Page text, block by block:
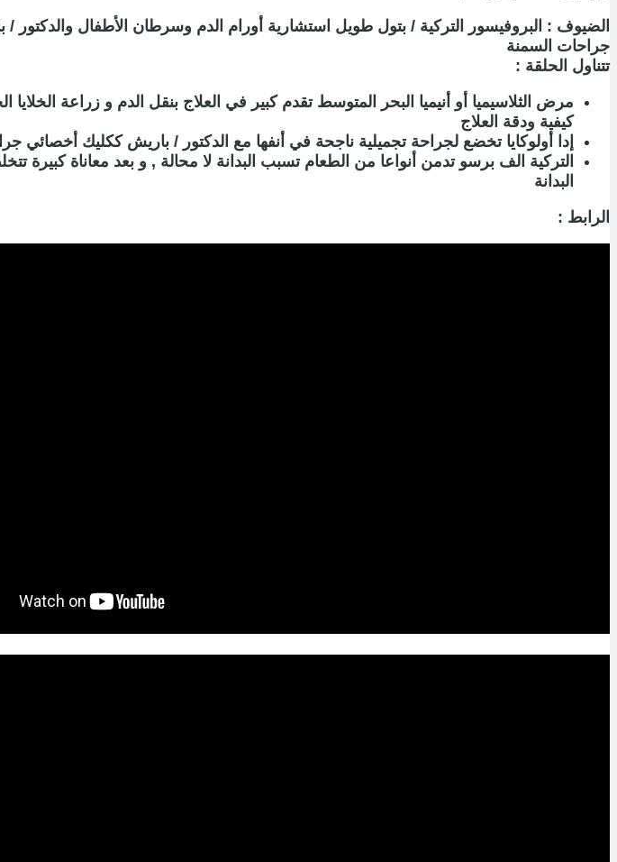
الضيوف : البروفيسور التركية / بتول طويل استشارية أورام الدم وسرطان الأطفال
جراحات السمنة
تتناول الحلقة :
مرض الثلاسيميا أو أنيميا البحر المتوسط تقدم كبير في العلاج بنقل الدم و زراعة
كيفية ودقة العلاج
إدا أولوكايا تخضع لجراحة تجميلية ناجحة في أنفها مع الدكتور / باريش ككليك أخصائي
التركية الف برسو تدمن أنواعا من الطعام تسبب البدانة لا محالة , و بعد معاناة كبيرة
البدانة
الرابط :